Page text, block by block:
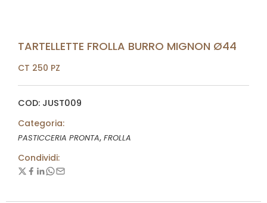
TARTELLETTE FROLLA BURRO MIGNON Ø44
CT 250 PZ
COD: JUST009
Categoria:
PASTICCERIA PRONTA, FROLLA
Condividi: